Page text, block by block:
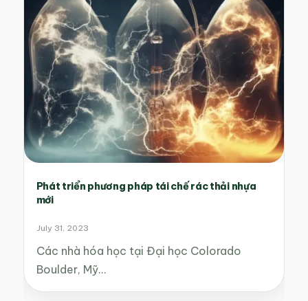
Phát triển phương pháp tái chế rác thải nhựa
mới
July 31, 2023
Các nhà hóa học tại Đại học Colorado
Boulder, Mỹ…